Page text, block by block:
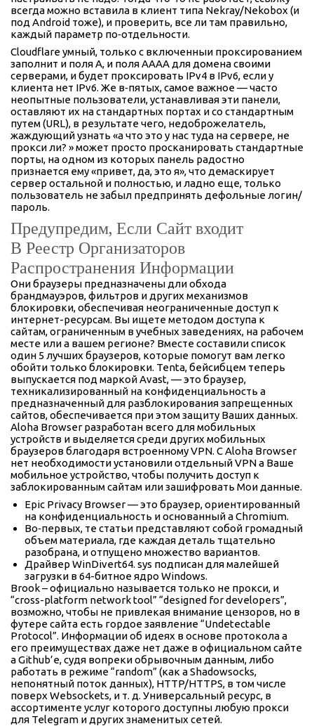
всегда можно вставила в клиент типа Nekray/Nekobox (и
под Android тоже), и проверить, все ли там правильно,
каждый параметр по‑отдельности.
Cloudflare умный, только с включенныи проксированием
заполнит и поля A, и поля AAAA для домена своими
серверами, и будет проксировать IPv4 в IPv6, если у
клиента нет IPv6. Же в‑пятых, самое важное — часто
неопытные пользователи, устанавливая эти панели,
оставляют их на стандартных портах и со стандартным
путем (URL), в результате чего, недоброжелатель,
жаждующий узнать «а что это у нас туда на сервере, не
прокси ли? » может просто просканировать стандартные
порты, на одном из которых панель радостно
признается ему «привет, да, это я», что демаскирует
сервер остальной и полностью, и ладно еще, только
пользователь не забыл предпринять дефольные логин/
пароль.
Предупредим, Если Сайт входит
В Реестр Организаторов
Распространения Информации
Они браузеры предназначены дли обхода
брандмауэров, фильтров и других механизмов
блокировки, обеспечивая неограниченные доступ к
интернет-ресурсам. Вы ищете методом доступа к
сайтам, ограниченным в учебных заведениях, на рабочем
месте или а вашем регионе? Вместе составили список
один 5 лучших браузеров, которые помогут вам легко
обойти только блокировки. Tenta, бейсибцем теперь
выпускается под маркой Avast, — это браузер,
техникализированный на конфиденциальность а
предназначенный для разблокирования запрещенных
сайтов, обеспечивается при этом защиту Ваших данных.
Aloha Browser разработан всего для мобильных
устройств и выделяется среди других мобильных
браузеров благодаря встроенному VPN. С Aloha Browser
нет необходимости установили отдельный VPN а Ваше
мобильное устройство, чтобы получить доступ к
заблокированным сайтам или зашифровать Мои данные.
Epic Privacy Browser — это браузер, ориентированный
на конфиденциальность и основанный а Chromium.
Во‑первых, те статьи представляют собой громадный
объем материала, где каждая деталь тщательно
разобрана, и отпущено множество вариантов.
Драйвер WinDivert64. sys подписан для малейшей
загрузки в 64-битное ядро Windows.
Brook – официально называется только не прокси, и
“cross-platform network tool” “designed for developers”,
возможно, чтобы не привлекая внимание цензоров, но в
футере сайта есть гордое заявление “Undetectable
Protocol”. Информации об идеях в основе протокола а
его преимуществах даже нет даже в официальном сайте
а Github’е, судя вопреки обрывочным данным, либо
работать в режиме “random” (как а Shadowsocks,
непонятный поток данных), HTTP/HTTPS, в том числе
поверх Websockets, и т. д. Универсальный ресурс, в
ассортименте услуг которого доступны любую прокси
для Telegram и других знаменитых сетей.